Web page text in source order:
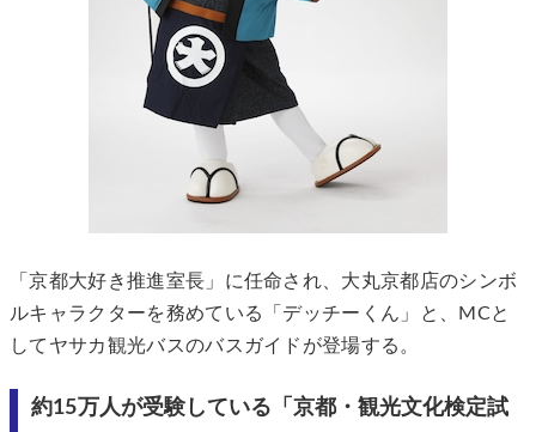
「京都大好き推進室長」に任命され、大丸京都店のシンボ
ルキャラクターを務めている「デッチーくん」と、MCと
してヤサカ観光バスのバスガイドが登場する。
約15万人が受験している「京都・観光文化検定試